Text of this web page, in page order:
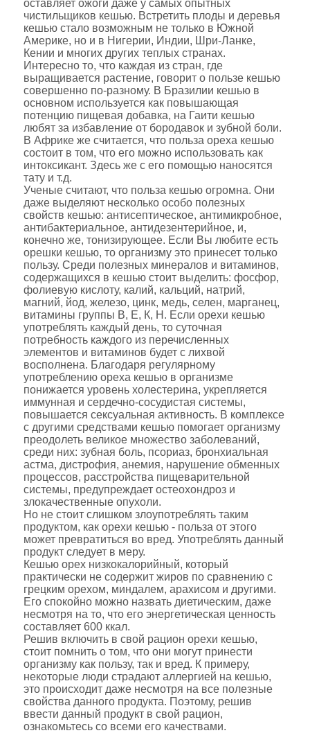
оставляет ожоги даже у самых опытных
чистильщиков кешью. Встретить плоды и деревья
кешью стало возможным не только в Южной
Америке, но и в Нигерии, Индии, Шри-Ланке,
Кении и многих других теплых странах.
Интересно то, что каждая из стран, где
выращивается растение, говорит о пользе кешью
совершенно по-разному. В Бразилии кешью в
основном используется как повышающая
потенцию пищевая добавка, на Гаити кешью
любят за избавление от бородавок и зубной боли.
В Африке же считается, что польза ореха кешью
состоит в том, что его можно использовать как
интоксикант. Здесь же с его помощью наносятся
тату и т.д.
Ученые считают, что польза кешью огромна. Они
даже выделяют несколько особо полезных
свойств кешью: антисептическое, антимикробное,
антибактериальное, антидезентерийное, и,
конечно же, тонизирующее. Если Вы любите есть
орешки кешью, то организму это принесет только
пользу. Среди полезных минералов и витаминов,
содержащихся в кешью стоит выделить: фосфор,
фолиевую кислоту, калий, кальций, натрий,
магний, йод, железо, цинк, медь, селен, марганец,
витамины группы В, Е, К, Н. Если орехи кешью
употреблять каждый день, то суточная
потребность каждого из перечисленных
элементов и витаминов будет с лихвой
восполнена. Благодаря регулярному
употреблению ореха кешью в организме
понижается уровень холестерина, укрепляется
иммунная и сердечно-сосудистая системы,
повышается сексуальная активность. В комплексе
с другими средствами кешью помогает организму
преодолеть великое множество заболеваний,
среди них: зубная боль, псориаз, бронхиальная
астма, дистрофия, анемия, нарушение обменных
процессов, расстройства пищеварительной
системы, предупреждает остеохондроз и
злокачественные опухоли.
Но не стоит слишком злоупотреблять таким
продуктом, как орехи кешью - польза от этого
может превратиться во вред. Употреблять данный
продукт следует в меру.
Кешью орех низкокалорийный, который
практически не содержит жиров по сравнению с
грецким орехом, миндалем, арахисом и другими.
Его спокойно можно назвать диетическим, даже
несмотря на то, что его энергетическая ценность
составляет 600 ккал.
Решив включить в свой рацион орехи кешью,
стоит помнить о том, что они могут принести
организму как пользу, так и вред. К примеру,
некоторые люди страдают аллергией на кешью,
это происходит даже несмотря на все полезные
свойства данного продукта. Поэтому, решив
ввести данный продукт в свой рацион,
ознакомьтесь со всеми его качествами.